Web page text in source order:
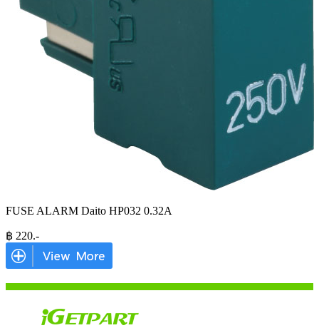
FUSE ALARM Daito HP032 0.32A
฿ 220.-